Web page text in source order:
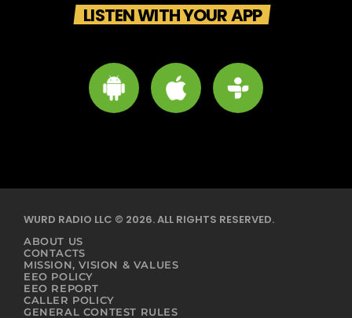
LISTEN WITH YOUR APP
WURD RADIO LLC © 2026. ALL RIGHTS RESERVED.
ABOUT US
CONTACTS
MISSION, VISION & VALUES
EEO POLICY
EEO REPORT
CALLER POLICY
GENERAL CONTEST RULES